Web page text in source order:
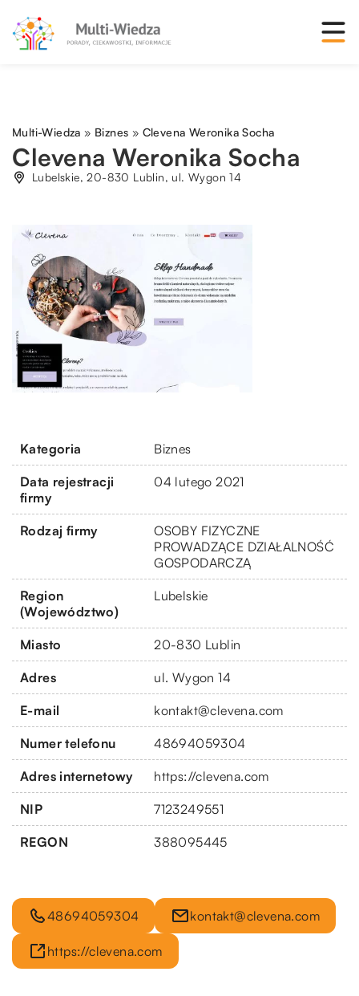
Multi-Wiedza » Biznes » Clevena Weronika Socha
Clevena Weronika Socha
Lubelskie, 20-830 Lublin, ul. Wygon 14
Kategoria Biznes
Data rejestracji
firmy
04 lutego 2021
Rodzaj firmy
OSOBY FIZYCZNE
PROWADZĄCE DZIAŁALNOŚĆ
GOSPODARCZĄ
Region
(Województwo)
Lubelskie
Miasto 20-830 Lublin
Adres ul. Wygon 14
E-mail kontakt@clevena.com
Numer telefonu 48694059304
Adres internetowy https://clevena.com
NIP 7123249551
REGON 388095445
48694059304 kontakt@clevena.com
https://clevena.com